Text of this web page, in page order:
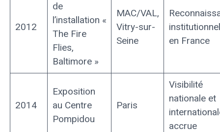
2012
de
l’installation «
The Fire
Flies,
Baltimore »
MAC/VAL,
Vitry-sur-
Seine
en France
2014
Exposition
au Centre
Pompidou
Paris
Visibilité
nationale et
accrue